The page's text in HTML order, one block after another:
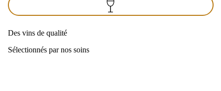
Des vins de qualité
Sélectionnés par nos soins